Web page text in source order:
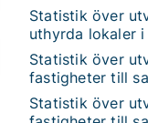
Statistik över
uthyrda lokaler
Statistik över
fastigheter till
Statistik över